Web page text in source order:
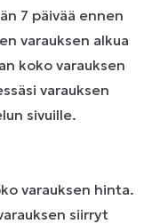
7 päivää ennen
varauksen alkua
koko varauksen
varauksen
sivuille.
varauksen hinta.
siirryt